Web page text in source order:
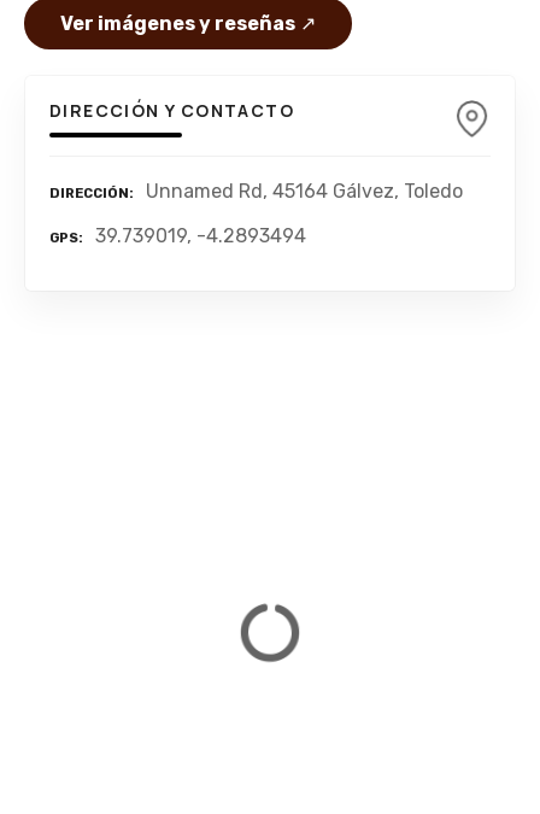
Ver imágenes y reseñas ↗
DIRECCIÓN Y CONTACTO
DIRECCIÓN Unnamed Rd, 45164 Gálvez, Toledo
GPS 39.739019, -4.2893494